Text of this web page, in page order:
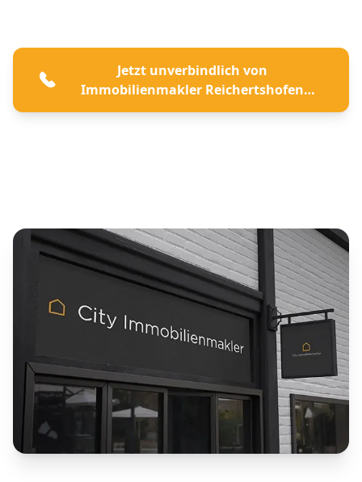
Jetzt unverbindlich von
Immobilienmakler Reichertshofen
beraten lassen